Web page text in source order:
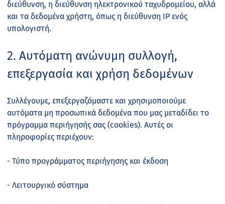
διεύθυνση, η διεύθυνση ηλεκτρονικού ταχυδρομείου, αλλά
και τα δεδομένα χρήστη, όπως η διεύθυνση IP ενός
υπολογιστή.
2. Αυτόματη ανώνυμη συλλογή,
επεξεργασία και χρήση δεδομένων
Συλλέγουμε, επεξεργαζόμαστε και χρησιμοποιούμε
αυτόματα μη προσωπικά δεδομένα που μας μεταδίδει το
πρόγραμμα περιήγησής σας (cookies). Αυτές οι
πληροφορίες περιέχουν:
- Τύπο προγράμματος περιήγησης και έκδοση
- Λειτουργικό σύστημα